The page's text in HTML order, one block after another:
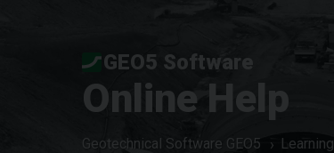
GEO5 Software
Online Help
Geotechnical Software GEO5 Learning